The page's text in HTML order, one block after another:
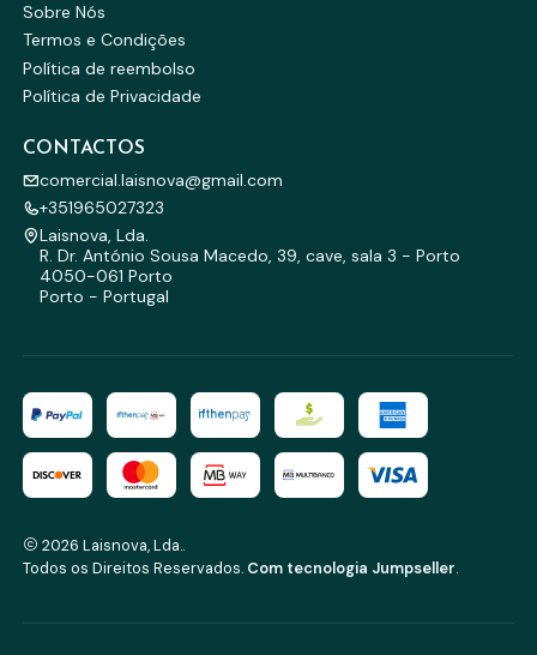
Sobre Nós
Termos e Condições
Política de reembolso
Política de Privacidade
CONTACTOS
comercial.laisnova@gmail.com
+351965027323
Laisnova, Lda.
R. Dr. António Sousa Macedo, 39, cave, sala 3 - Porto
4050-061 Porto
Porto - Portugal
2026 Laisnova, Lda..
Todos os Direitos Reservados. Com tecnologia Jumpseller.